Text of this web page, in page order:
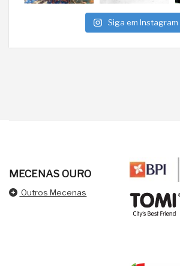
Siga em Instagram
MECENAS OURO
Outros Mecenas